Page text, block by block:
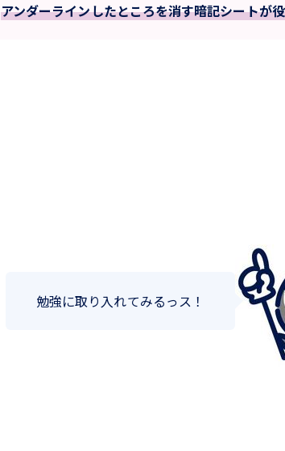
アンダーラインしたところを消す暗記シートが
勉強に取り入れてみるっス！